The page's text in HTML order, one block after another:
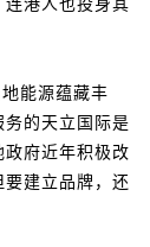
能源蕴藏丰
的天立国际是
府近年积极改
建立品牌，还